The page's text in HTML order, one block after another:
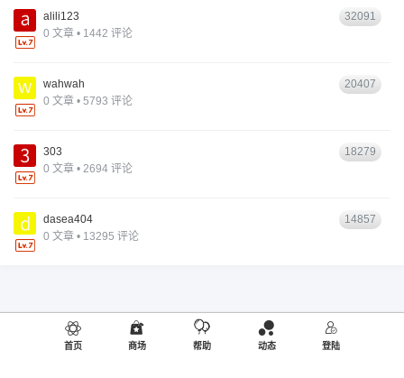
alili123
0 文章 • 1442 评论
32091
wahwah
0 文章 • 5793 评论
20407
303
0 文章 • 2694 评论
18279
dasea404
0 文章 • 13295 评论
14857
首页 商场 帮助 动态 登陆